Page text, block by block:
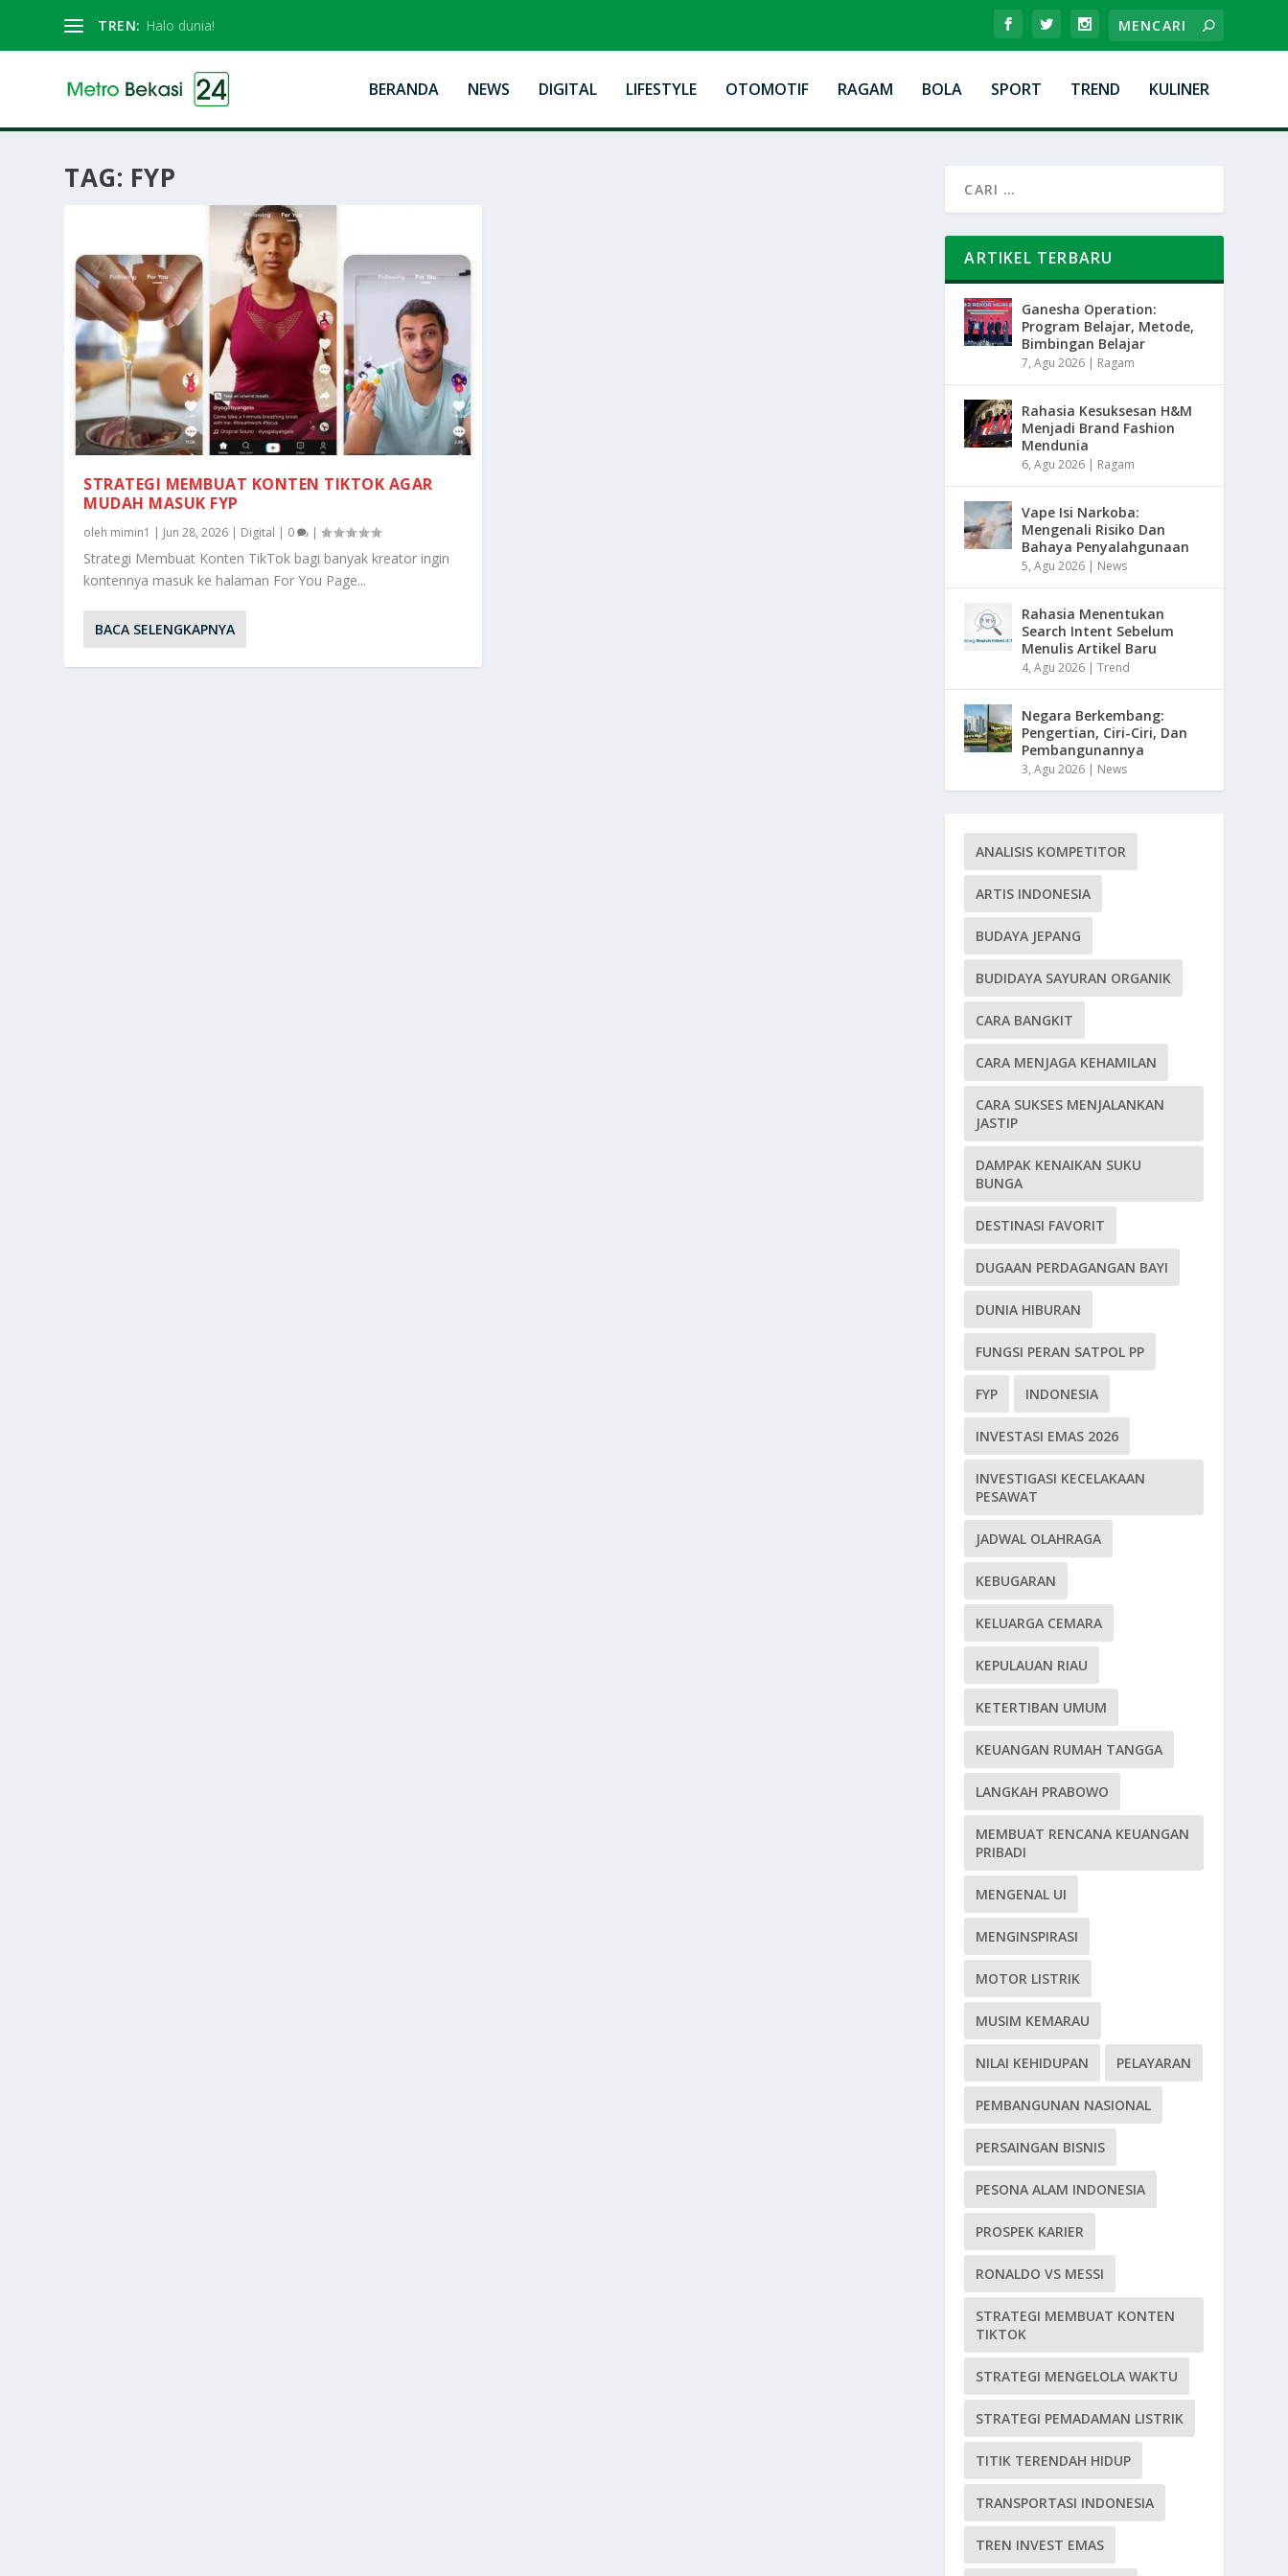
TREN: Halo dunia!
BERANDA NEWS DIGITAL LIFESTYLE OTOMOTIF RAGAM BOLA SPORT TREND KULINER
TAG: FYP
STRATEGI MEMBUAT KONTEN TIKTOK AGAR
MUDAH MASUK FYP
oleh mimin1 | Jun 28, 2026 | Digital | 0 |
Strategi Membuat Konten TikTok bagi banyak kreator ingin
kontennya masuk ke halaman For You Page...
BACA SELENGKAPNYA
ARTIKEL TERBARU
Ganesha Operation:
Program Belajar, Metode,
Bimbingan Belajar
7, Agu 2026 | Ragam
Rahasia Kesuksesan H&M
Menjadi Brand Fashion
Mendunia
6, Agu 2026 | Ragam
Vape Isi Narkoba:
Mengenali Risiko Dan
Bahaya Penyalahgunaan
5, Agu 2026 | News
Rahasia Menentukan
Search Intent Sebelum
Menulis Artikel Baru
4, Agu 2026 |Trend
Negara Berkembang:
Pengertian, Ciri-Ciri, Dan
Pembangunannya
3, Agu 2026 | News
ANALISIS KOMPETITOR
ARTIS INDONESIA
BUDAYA JEPANG
BUDIDAYA SAYURAN ORGANIK
CARA BANGKIT
CARA MENJAGA KEHAMILAN
CARA SUKSES MENJALANKAN
JASTIP
DAMPAK KENAIKAN SUKU
BUNGA
DESTINASI FAVORIT
DUGAAN PERDAGANGAN BAYI
DUNIA HIBURAN
FUNGSI PERAN SATPOL PP
FYP INDONESIA
INVESTASI EMAS 2026
INVESTIGASI KECELAKAAN
PESAWAT
JADWAL OLAHRAGA
KEBUGARAN
KELUARGA CEMARA
KEPULAUAN RIAU
KETERTIBAN UMUM
KEUANGAN RUMAH TANGGA
LANGKAH PRABOWO
MEMBUAT RENCANA KEUANGAN
PRIBADI
MENGENAL UI
MENGINSPIRASI
MOTOR LISTRIK
MUSIM KEMARAU
NILAI KEHIDUPAN PELAYARAN
PEMBANGUNAN NASIONAL
PERSAINGAN BISNIS
PESONA ALAM INDONESIA
PROSPEK KARIER
RONALDO VS MESSI
STRATEGI MEMBUAT KONTEN
TIKTOK
STRATEGI MENGELOLA WAKTU
STRATEGI PEMADAMAN LISTRIK
TITIK TERENDAH HIDUP
TRANSPORTASI INDONESIA
TREN INVEST EMAS